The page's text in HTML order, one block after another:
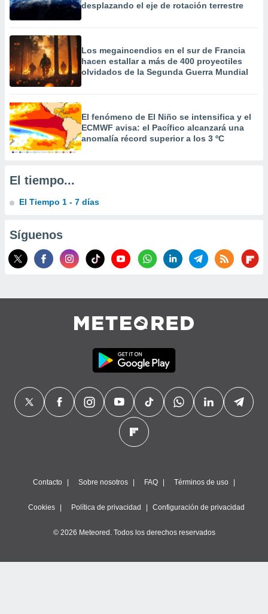
datos
perfiles
utilizar
crear un
uso de
la
contenido
de la
el
del
o a través
de
de
con el
publicidad
desplazando el eje de rotación terrestre
Los megaincendios en el sur de Francia
hacen estallar a más de 400 proyectiles
olvidados de la Segunda Guerra Mundial
El fenómeno de El Niño se intensifica y el
ECMWF avisa: el Pacífico alcanzará una
anomalía récord superior a los 3 ºC
El tiempo...
El Tiempo 1 - 7 días
Síguenos
Contacto Sobre nosotros FAQ Términos de uso
Cookies Política de privacidad Configuración de privacidad
© 2026 Meteored. Todos los derechos reservados